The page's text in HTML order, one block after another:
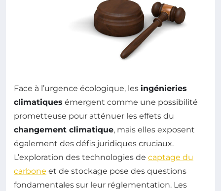
Face à l’urgence écologique, les ingénieries
climatiques émergent comme une possibilité
prometteuse pour atténuer les effets du
changement climatique, mais elles exposent
également des défis juridiques cruciaux.
L’exploration des technologies de captage du
carbone et de stockage pose des questions
fondamentales sur leur réglementation. Les